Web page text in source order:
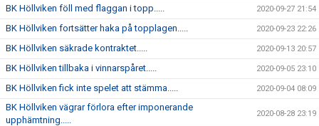
BK Höllviken föll med flaggan i topp..... 2020-09-27 21:54
BK Höllviken fortsätter haka på topplagen..... 2020-09-23 22:26
BK Höllviken säkrade kontraktet..... 2020-09-13 20:57
BK Höllviken tillbaka i vinnarspåret..... 2020-09-05 23:10
BK Höllviken fick inte spelet att stämma..... 2020-09-04 08:09
BK Höllviken vägrar förlora efter imponerande
upphämtning.....
2020-08-28 23:19